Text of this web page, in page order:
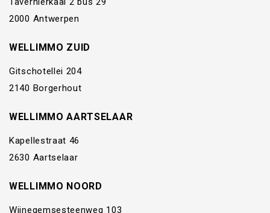
2000 Antwerpen
WELLIMMO ZUID
Gitschotellei 204
2140 Borgerhout
WELLIMMO AARTSELAAR
Kapellestraat 46
2630 Aartselaar
WELLIMMO NOORD
Wijnegemsesteenweg 103